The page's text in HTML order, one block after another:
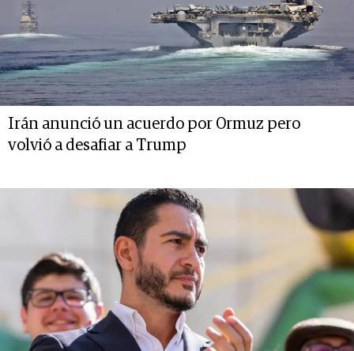
Irán anunció un acuerdo por Ormuz pero
volvió a desafiar a Trump